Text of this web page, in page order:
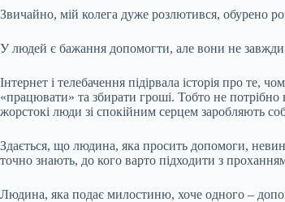
Звичайно, мій колега дуже розлютився, обурено
У людей є бажання допомогти, але вони не
Інтернет і телебачення підірвала історія про
«працювати» та збирати гроші. Тобто не
жорстокі люди зі спокійним серцем заробляють
Здається, що людина, яка просить допомоги,
точно знають, до кого варто підходити з
Людина, яка подає милостиню, хоче одного –